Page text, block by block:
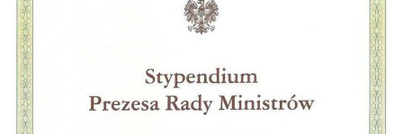
Fundacja
Konkurs organowy